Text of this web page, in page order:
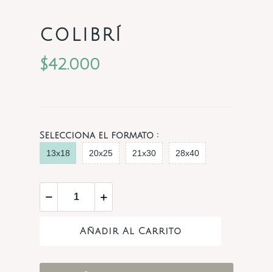
COLIBRÍ
$42.000
Selecciona el formato :
13x18
20x25 21x30 28x40
Añadir Al Carrito